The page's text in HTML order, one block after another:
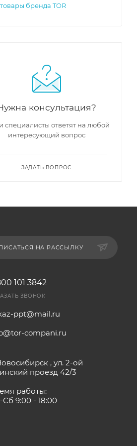
бренда TOR
консультация?
специалисты ответят на любой
интересующий вопрос
ЗАДАТЬ ВОПРОС
НА РАССЫЛКУ
101 3842
ЗВОНОК
ppt@mail.ru
compani.ru
, ул. 2-ой
проезд 42/3
работы:
9:00 - 18:00